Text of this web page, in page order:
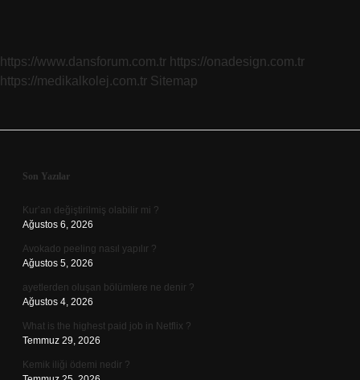
https://www.dansforum.com.tr https://onadesign.com.tr
https://medikalkolej.com.tr Sitemap
Sidebar
Son Yazılar
Kur’an değiştirilmiş olabilir mi ?
Ağustos 6, 2026
Avokado peeling nasıl yapılır ?
Ağustos 5, 2026
ayetlerden oluşan bölümlere ne denir ?
Ağustos 4, 2026
What is the highest paid job in Netflix ?
Temmuz 29, 2026
Kemik iliği ödemi nedir ?